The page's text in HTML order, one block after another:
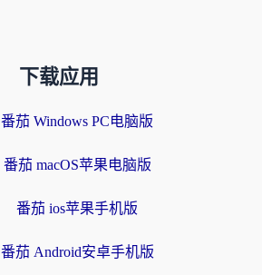
下载应用
番茄 Windows PC电脑版
番茄 macOS苹果电脑版
番茄 ios苹果手机版
番茄 Android安卓手机版